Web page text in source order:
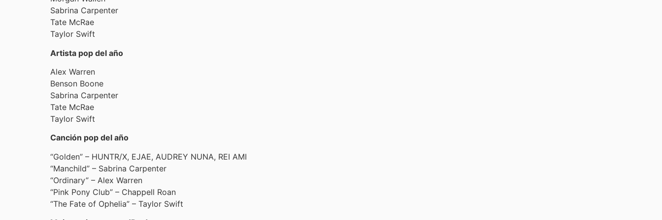
Sabrina Carpenter
Tate McRae
Taylor Swift
Artista pop del año
Alex Warren
Benson Boone
Sabrina Carpenter
Tate McRae
Taylor Swift
Canción pop del año
“Golden” – HUNTR/X, EJAE, AUDREY NUNA, REI AMI
“Manchild” – Sabrina Carpenter
“Ordinary” – Alex Warren
“Pink Pony Club” – Chappell Roan
“The Fate of Ophelia” – Taylor Swift